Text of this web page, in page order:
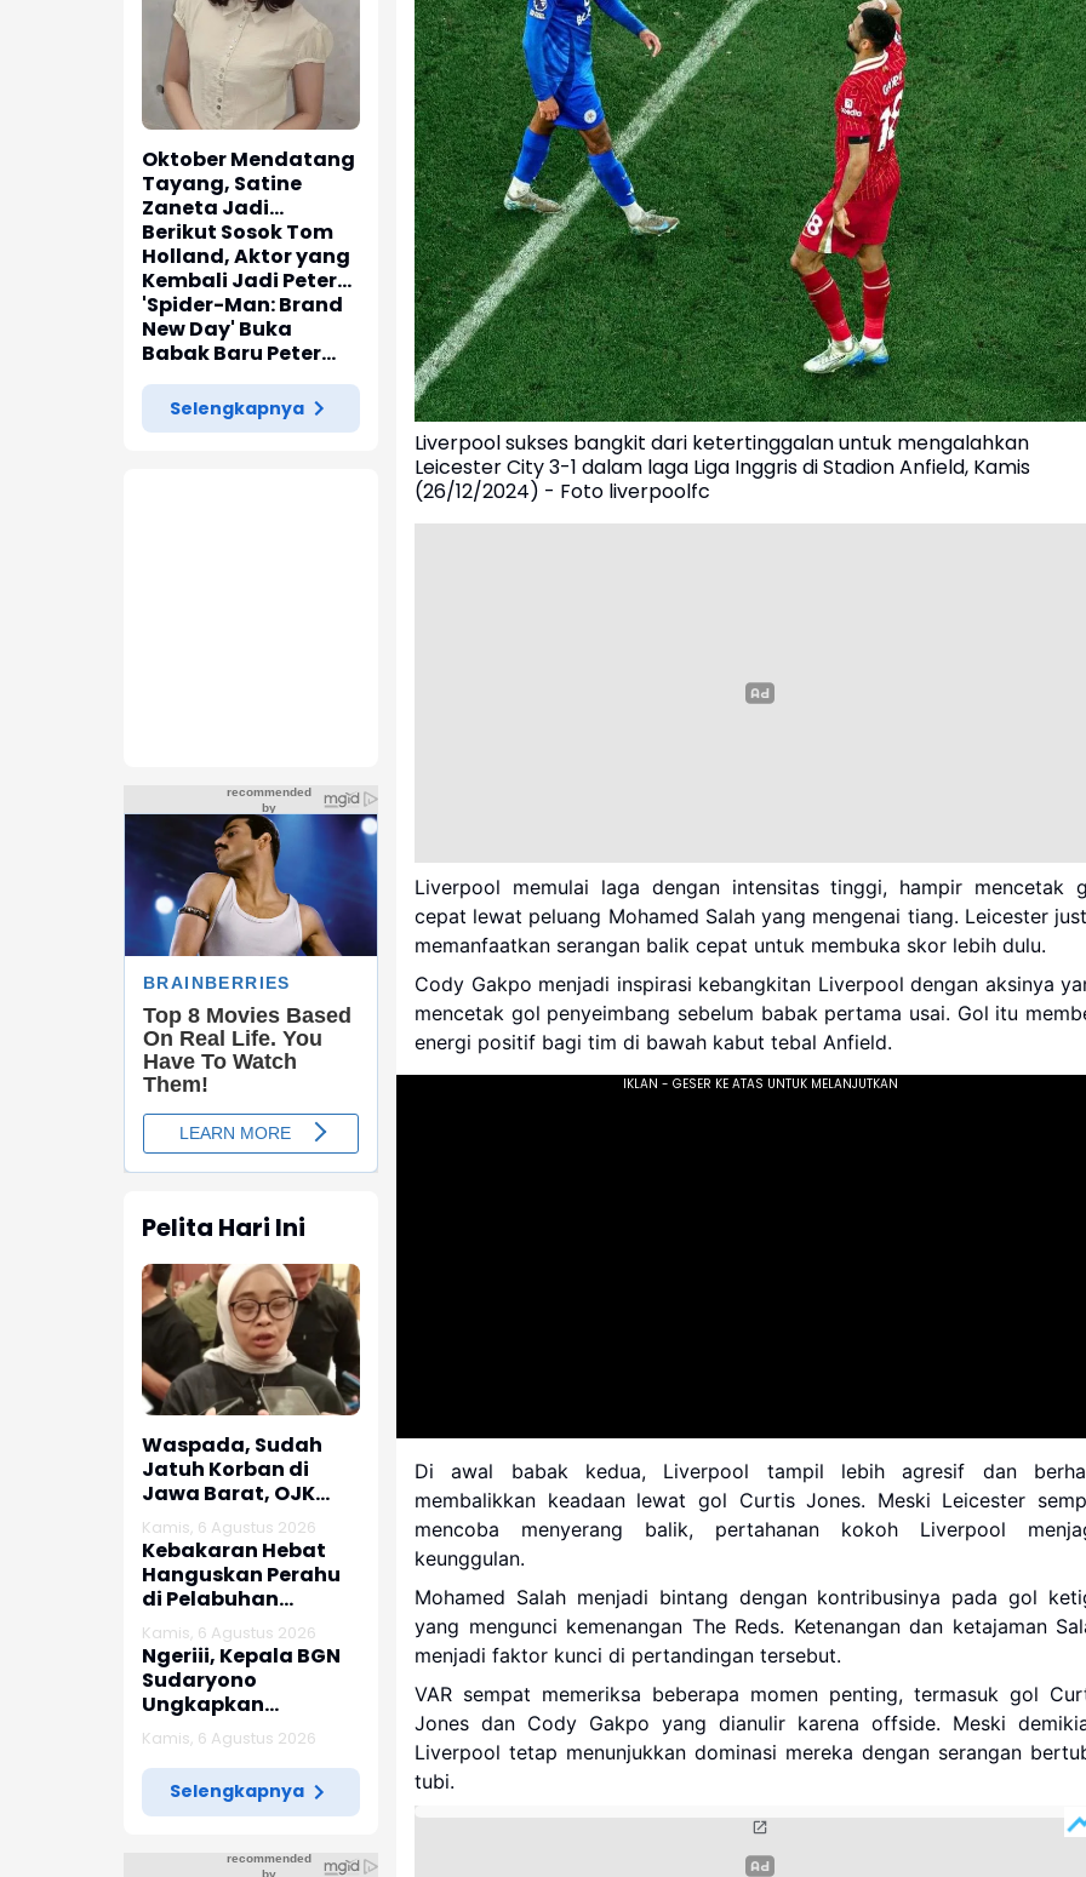
Oktober Mendatang
Tayang, Satine
Zaneta Jadi
Pemeran Utama Film
Siti Si Vampir
Berikut Sosok Tom
Holland, Aktor yang
Kembali Jadi Peter
Parker di 'Spider-
Man: Brand New Day'
'Spider-Man: Brand
New Day' Buka
Babak Baru Peter
Parker di Marvel
Cinematic Universe
Selengkapnya
Pelita Hari Ini
Waspada, Sudah
Jatuh Korban di
Jawa Barat, OJK
dan Polisi Ungkap
Dugaan Penipuan
Modus Titip Limit
Paylater
Kamis, 6 Agustus 2026
Kebakaran Hebat
Hanguskan Perahu
di Pelabuhan
Karangsong
Indramayu
Kamis, 6 Agustus 2026
Ngeriii, Kepala BGN
Sudaryono
Ungkapkan
Diketemukan Ada 6
Juta Data Ganda
Siswa Penerima MBG
Kamis, 6 Agustus 2026
Selengkapnya
Liverpool sukses bangkit dari ketertinggalan untuk mengalahkan
Leicester City 3-1 dalam laga Liga Inggris di Stadion Anfield, Kamis
(26/12/2024) - Foto liverpoolfc
Liverpool memulai laga dengan intensitas tinggi, hampir mencetak
cepat lewat peluang Mohamed Salah yang mengenai tiang. Leicester
memanfaatkan serangan balik cepat untuk membuka skor lebih dulu.
Cody Gakpo menjadi inspirasi kebangkitan Liverpool dengan aksinya
mencetak gol penyeimbang sebelum babak pertama usai. Gol itu
energi positif bagi tim di bawah kabut tebal Anfield.
Di awal babak kedua, Liverpool tampil lebih agresif dan
membalikkan keadaan lewat gol Curtis Jones. Meski Leicester
mencoba menyerang balik, pertahanan kokoh Liverpool
keunggulan.
Mohamed Salah menjadi bintang dengan kontribusinya pada gol
yang mengunci kemenangan The Reds. Ketenangan dan ketajaman
menjadi faktor kunci di pertandingan tersebut.
VAR sempat memeriksa beberapa momen penting, termasuk gol
Jones dan Cody Gakpo yang dianulir karena offside. Meski
Liverpool tetap menunjukkan dominasi mereka dengan serangan
tubi.